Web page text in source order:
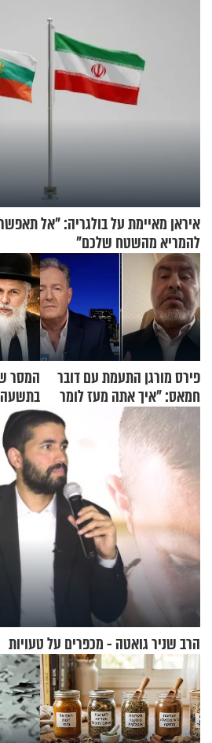
איראן מאיימת על בולגריה: "אל
להמריא מהשטח שלכם"
פירס מורגן התעמת עם דובר
חמאס: "איך אתה מעז לומר
שלא ביצעתם פשעי מלחמה?!"
המסר
בתשעה
בשיעור
הרב שניר גואטה - מכפרים על טעויות